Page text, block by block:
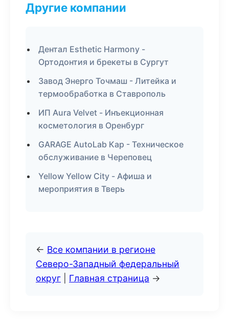
Другие компании
Дентал Esthetic Harmony -
Ортодонтия и брекеты в Сургут
Завод Энерго Точмаш - Литейка и
термообработка в Ставрополь
ИП Aura Velvet - Инъекционная
косметология в Оренбург
GARAGE AutoLab Кар - Техническое
обслуживание в Череповец
Yellow Yellow City - Афиша и
мероприятия в Тверь
← Все компании в регионе
Северо-Западный федеральный
округ
Главная страница →